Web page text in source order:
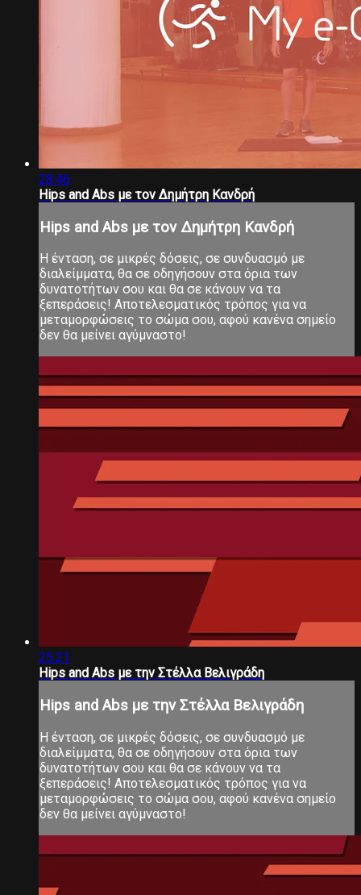
28:46
Hips and Abs με τον Δημήτρη Κανδρή
Hips and Abs με τον Δημήτρη Κανδρή
Η ένταση, σε μικρές δόσεις, σε συνδυασμό με
διαλείμματα, θα σε οδηγήσουν στα όρια των
δυνατοτήτων σου και θα σε κάνουν να τα
ξεπεράσεις! Αποτελεσματικός τρόπος για να
μεταμορφώσεις το σώμα σου, αφού κανένα σημείο
δεν θα μείνει αγύμναστο!
25:21
Hips and Abs με την Στέλλα Βελιγράδη
Hips and Abs με την Στέλλα Βελιγράδη
Η ένταση, σε μικρές δόσεις, σε συνδυασμό με
διαλείμματα, θα σε οδηγήσουν στα όρια των
δυνατοτήτων σου και θα σε κάνουν να τα
ξεπεράσεις! Αποτελεσματικός τρόπος για να
μεταμορφώσεις το σώμα σου, αφού κανένα σημείο
δεν θα μείνει αγύμναστο!